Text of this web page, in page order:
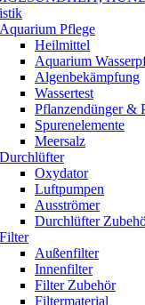
Aquarium Pflege
Heilmittel
Aquarium
Algenbekämpfung
Wassertest
Pflanzendünger &
Spurenelemente
Meersalz
Durchlüfter
Oxydator
Luftpumpen
Ausströmer
Durchlüfter
Filter
Außenfilter
Innenfilter
Filter Zubehör
Filtermaterial